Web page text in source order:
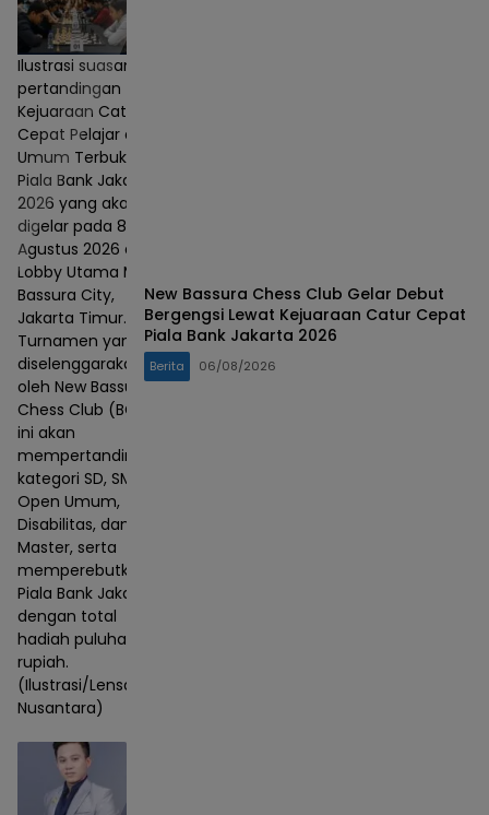
Ilustrasi suasana
pertandingan
Kejuaraan Catur
Cepat Pelajar dan
Umum Terbuka
Piala Bank Jakarta
2026 yang akan
digelar pada 8–9
Agustus 2026 di
Lobby Utama Mall
Bassura City,
Jakarta Timur.
Turnamen yang
diselenggarakan
oleh New Bassura
Chess Club (BCC)
ini akan
mempertandingkan
kategori SD, SMP,
Open Umum,
Disabilitas, dan
Master, serta
memperebutkan
Piala Bank Jakarta
dengan total
hadiah puluhan juta
rupiah.
(Ilustrasi/Lensa
Nusantara)
New Bassura Chess Club Gelar Debut
Bergengsi Lewat Kejuaraan Catur Cepat
Piala Bank Jakarta 2026
Berita 06/08/2026